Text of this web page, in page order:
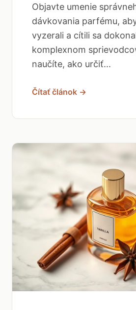
Objavte umenie
dávkovania parfému,
vyzerali a cítili sa
komplexnom
naučíte, ako určiť...
Čítať článok →